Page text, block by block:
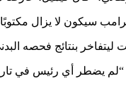
سيكون لا يزال
بأنه “حقق 30 من 30” في أربع اختبارات معرفية متتالية، مما يثبت
يضطر أي رئيس في